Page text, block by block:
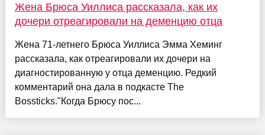
Жена Брюса Уиллиса рассказала, как их
дочери отреагировали на деменцию отца
Жена 71-летнего Брюса Уиллиса Эмма Хеминг
рассказала, как отреагировали их дочери на
диагностированную у отца деменцию. Редкий
комментарий она дала в подкасте The
Bossticks."Когда Брюсу пос...